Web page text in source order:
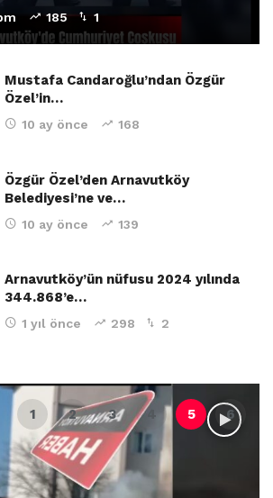
185 1
Mustafa Candaroğlu’ndan Özgür
Özel’in…
10 ay önce 168
Özgür Özel’den Arnavutköy
Belediyesi’ne ve…
10 ay önce 139
Arnavutköy’ün nüfusu 2024 yılında
344.868’e…
1 yıl önce 298 2